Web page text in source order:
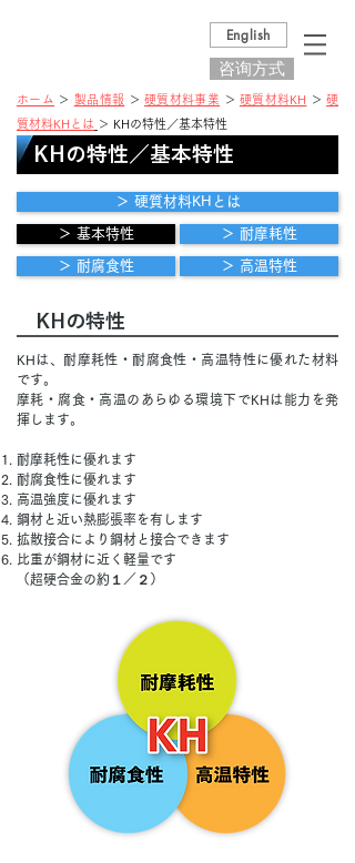
English
咨询方式
ホーム ＞ 製品情報 ＞硬質材料事業 ＞ 硬質材料KH ＞硬
質材料KHとは ＞ KHの特性／基本特性
KHの特性／基本特性
＞ 硬質材料KHとは
＞ 基本特性 ＞ 耐摩耗性
＞ 耐腐食性 ＞ 高温特性
KHの特性
KHは、耐摩耗性・耐腐食性・高温特性に優れた材料
です。
摩耗・腐食・高温のあらゆる環境下でKHは能力を発
揮します。
耐摩耗性に優れます
耐腐食性に優れます
高温強度に優れます
鋼材と近い熱膨張率を有します
拡散接合により鋼材と接合できます
比重が鋼材に近く軽量です
（超硬合金の約１／２）